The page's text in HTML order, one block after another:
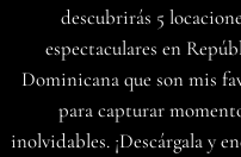
descubrirás 5
espectaculares en
Dominicana que son mis
para capturar
inolvidables. ¡Descárgala y